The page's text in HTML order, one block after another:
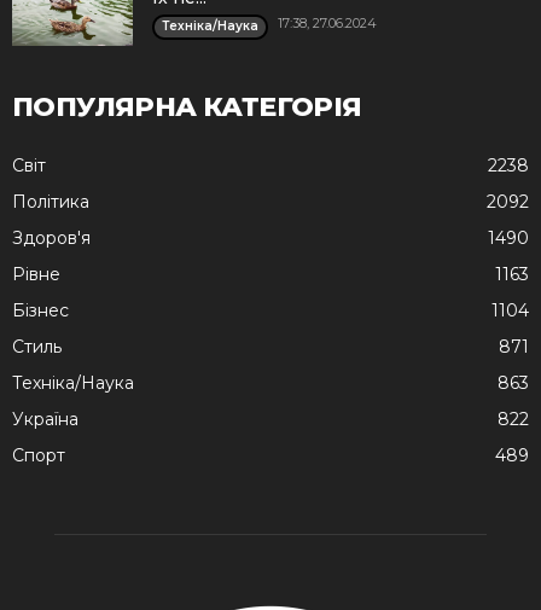
Техніка/Наука 17:38, 27.06.2024
ПОПУЛЯРНА КАТЕГОРІЯ
Cвіт
2238
Політика
2092
Здоров'я
1490
Рівне
1163
Бізнес
1104
Стиль
871
Техніка/Наука
863
Україна
822
Спорт
489